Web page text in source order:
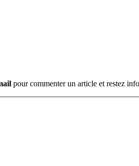
pour commenter un article et restez